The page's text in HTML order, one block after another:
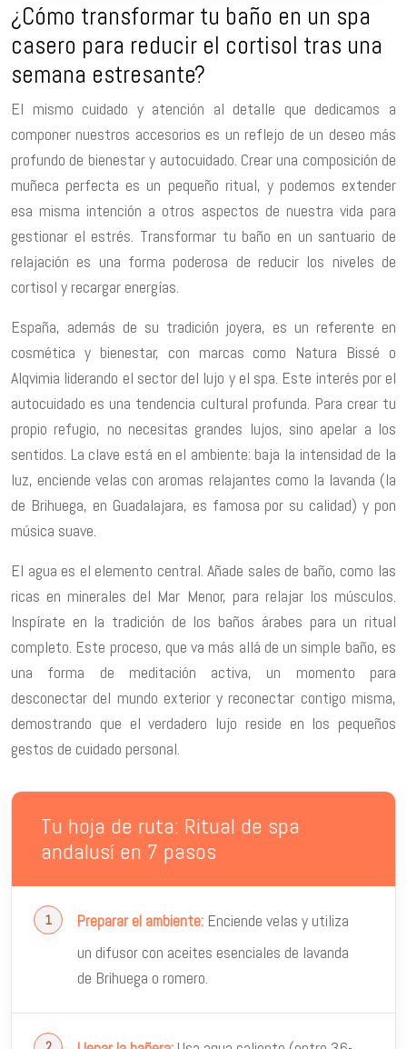
¿Cómo transformar tu baño en un spa
casero para reducir el cortisol tras una
semana estresante?
El mismo cuidado y atención al detalle que dedicamos a
componer nuestros accesorios es un reflejo de un deseo más
profundo de bienestar y autocuidado. Crear una composición de
muñeca perfecta es un pequeño ritual, y podemos extender
esa misma intención a otros aspectos de nuestra vida para
gestionar el estrés. Transformar tu baño en un santuario de
relajación es una forma poderosa de reducir los niveles de
cortisol y recargar energías.
España, además de su tradición joyera, es un referente en
cosmética y bienestar, con marcas como Natura Bissé o
Alqvimia liderando el sector del lujo y el spa. Este interés por el
autocuidado es una tendencia cultural profunda. Para crear tu
propio refugio, no necesitas grandes lujos, sino apelar a los
sentidos. La clave está en el ambiente: baja la intensidad de la
luz, enciende velas con aromas relajantes como la lavanda (la
de Brihuega, en Guadalajara, es famosa por su calidad) y pon
música suave.
El agua es el elemento central. Añade sales de baño, como las
ricas en minerales del Mar Menor, para relajar los músculos.
Inspírate en la tradición de los baños árabes para un ritual
completo. Este proceso, que va más allá de un simple baño, es
una forma de meditación activa, un momento para
desconectar del mundo exterior y reconectar contigo misma,
demostrando que el verdadero lujo reside en los pequeños
gestos de cuidado personal.
Tu hoja de ruta: Ritual de spa
andalusí en 7 pasos
Preparar el ambiente: Enciende velas y utiliza
un difusor con aceites esenciales de lavanda
de Brihuega o romero.